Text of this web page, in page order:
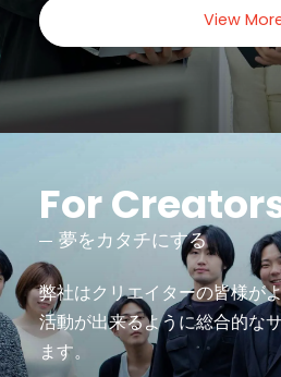
View
For
夢をカタチにする
弊社はクリエイターの皆様が
活動が出来るように総合的な
ます。